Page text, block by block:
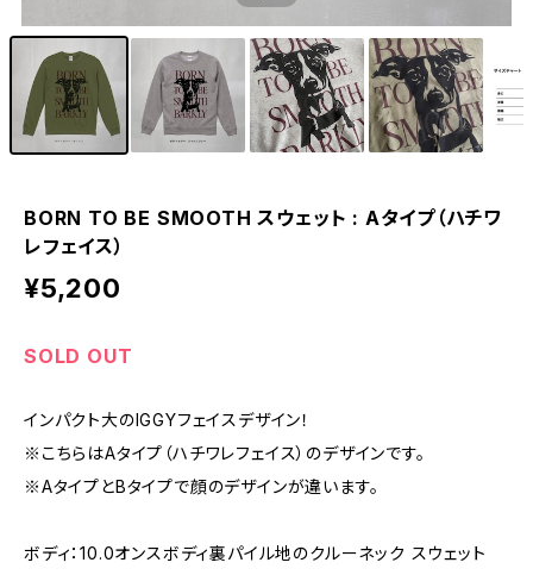
BORN TO BE SMOOTH スウェット : Aタイプ（ハチワ
レフェイス）
¥5,200
SOLD OUT
インパクト大のIGGYフェイスデザイン！
※こちらはAタイプ（ハチワレフェイス）のデザインです。
※AタイプとBタイプで顔のデザインが違います。
ボディ：10.0オンスボディ裏パイル地のクルーネック スウェット